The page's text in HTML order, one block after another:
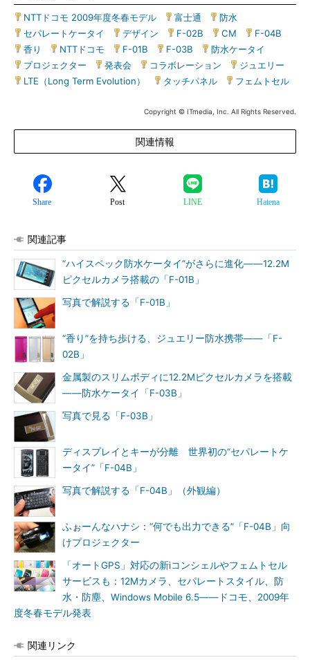
NTTドコモ 2009年度冬春モデル 富士通 防水
セパレートケータイ
デザイン F-02B CM F-04B
香り
NTTドコモ F-01B F-03B 防水ケータイ
プロジェクター
発表会 コラボレーション ジュエリー
LTE（Long Term Evolution）
タッチパネル フェムトセル
Copyright © ITmedia, Inc. All Rights Reserved.
関連情報
Share Post LINE Hatena
関連記事
“ハイスペック防水ケータイ”がさらに進化――12.2M
ピクセルカメラ搭載の「F-01B」
写真で解説する「F-01B」
“香り”を持ち歩ける、ジュエリー防水携帯――「F-
02B」
金属製のスリムボディに12.2Mピクセルカメラを搭載
――防水ケータイ「F-03B」
写真で見る「F-03B」
ディスプレイとキーが分離 世界初の“セパレートケ
ータイ”「F-04B」
写真で解説する「F-04B」（外観編）
ふぉーんなハナシ：“何でも出力できる”「F-04B」向
けプロジェクター
「オートGPS」対応の新iコンシェルやフェムトセル
サービスも：12Mカメラ、セパレートスタイル、防
水・防塵、Windows Mobile 6.5――ドコモ、2009年
度冬春モデル発表
関連リンク